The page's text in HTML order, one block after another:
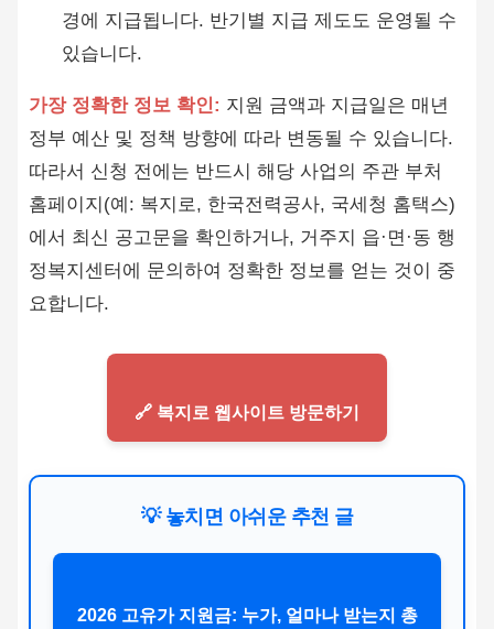
경에 지급됩니다. 반기별 지급 제도도 운영될 수
있습니다.
가장 정확한 정보 확인: 지원 금액과 지급일은 매년
정부 예산 및 정책 방향에 따라 변동될 수 있습니다.
따라서 신청 전에는 반드시 해당 사업의 주관 부처
홈페이지(예: 복지로, 한국전력공사, 국세청 홈택스)
에서 최신 공고문을 확인하거나, 거주지 읍·면·동 행
정복지센터에 문의하여 정확한 정보를 얻는 것이 중
요합니다.
🔗 복지로 웹사이트 방문하기
💡 놓치면 아쉬운 추천 글
2026 고유가 지원금: 누가, 얼마나 받는지 총